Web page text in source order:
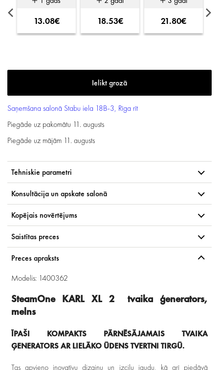
13.08€ 18.53€ 21.80€
Saņemšana salonā Stabu iela 18B-3, Rīga rīt
Piegāde uz pakomātu 11. augusts
Piegāde uz mājām 11. augusts
Tehniskie parametri
Konsultācija un apskate salonā
Kopējais novērtējums
Saistītas preces
Preces apraksts
Modelis: 1400362
SteamOne KARL XL 2 tvaika ģenerators,
melns
ĪPAŠI KOMPAKTS PĀRNĒSĀJAMAIS TVAIKA
ĢENERATORS AR LIELĀKO ŪDENS TVERTNI TIRGŪ.
Tas apvieno inovatīvu dizainu un izcilu jaudu, kā arī piedāvā